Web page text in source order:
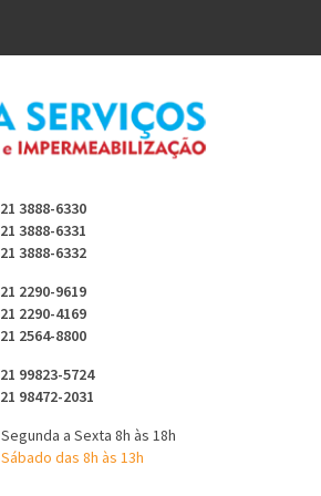
21 3888-6330
21 3888-6331
21 3888-6332
21 2290-9619
21 2290-4169
21 2564-8800
21 99823-5724
21 98472-2031
Segunda a Sexta 8h às 18h
Sábado das 8h às 13h